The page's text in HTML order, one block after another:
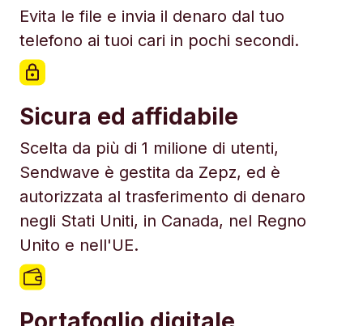
Evita le file e invia il denaro dal tuo
telefono ai tuoi cari in pochi secondi.
Sicura ed affidabile
Scelta da più di 1 milione di utenti,
Sendwave è gestita da Zepz, ed è
autorizzata al trasferimento di denaro
negli Stati Uniti, in Canada, nel Regno
Unito e nell'UE.